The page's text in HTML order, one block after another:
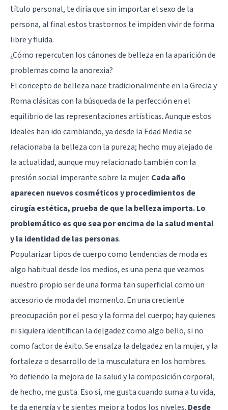
título personal, te diría que sin importar el sexo de la
persona, al final estos trastornos te impiden vivir de forma
libre y fluida.
¿Cómo repercuten los cánones de belleza en la aparición de
problemas como la anorexia?
El concepto de belleza nace tradicionalmente en la Grecia y
Roma clásicas con la búsqueda de la perfección en el
equilibrio de las representaciones artísticas. Aunque estos
ideales han ido cambiando, ya desde la Edad Media se
relacionaba la belleza con la pureza; hecho muy alejado de
la actualidad, aunque muy relacionado también con la
presión social imperante sobre la mujer. Cada año
aparecen nuevos cosméticos y procedimientos de
cirugía estética, prueba de que la belleza importa. Lo
problemático es que sea por encima de la salud mental
y la identidad de las personas.
Popularizar tipos de cuerpo como tendencias de moda es
algo habitual desde los medios, es una pena que veamos
nuestro propio ser de una forma tan superficial como un
accesorio de moda del momento. En una creciente
preocupación por el peso y la forma del cuerpo; hay quienes
ni siquiera identifican la delgadez como algo bello, si no
como factor de éxito. Se ensalza la delgadez en la mujer, y la
fortaleza o desarrollo de la musculatura en los hombres.
Yo defiendo la mejora de la salud y la composición corporal,
de hecho, me gusta. Eso sí, me gusta cuando suma a tu vida,
te da energía y te sientes mejor a todos los niveles. Desde